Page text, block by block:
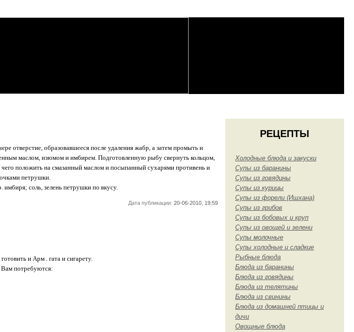
отверстие, образовавшееся после удаления жабр, а затем промыть и
маслом, изюмом и имбирем. Подготовленную рыбу свернуть кольцом,
положить на смазанный маслом и посыпанный сухарями противень и
петрушки.
имбиря; соль, зелень петрушки по вкусу.
Дата публикации: 20-06-2010, 19:59
и Арм . гата и сигарету.
Вам потребуются:
РЕЦЕПТЫ
Холодные блюда и закуски
Супы из баранины
Супы из говядины
Супы из курицы
Супы из форели (Ишхана)
Супы из грибов
Супы из бобовых и круп
Супы из овощей и зелени
Супы молочные
Супы холодные и сладкие
Рыбные блюда
Блюда из баранины
Блюда из говядины
Блюда из телятины
Блюда из свинины
Блюда из домашней птицы и
дичи
Овощные блюда